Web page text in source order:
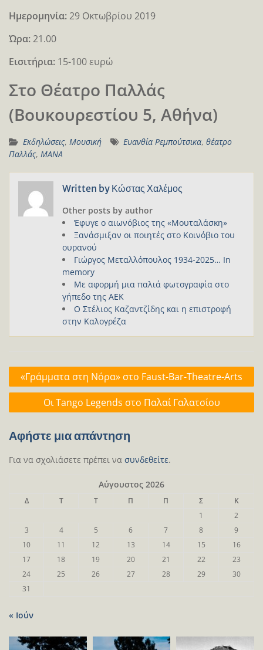
Ημερομηνία:29 Οκτωβρίου 2019
Ώρα:21.00
Εισιτήρια: 15-100 ευρώ
Στο Θέατρο Παλλάς
(Βουκουρεστίου 5, Αθήνα)
Εκδηλώσεις, Μουσική Ευανθία Ρεμπούτσικα, θέατρο
Παλλάς, ΜΑΝΑ
Written by Κώστας Χαλέμος
Other posts by author
Έφυγε ο αιωνόβιος της «Μουταλάσκη»
Ξανάσμιξαν οι ποιητές στο Κοινόβιο του
ουρανού
Γιώργος Μεταλλόπουλος 1934-2025… In
memory
Με αφορμή μια παλιά φωτογραφία στο
γήπεδο της ΑΕΚ
Ο Στέλιος Καζαντζίδης και η επιστροφή
στην Καλογρέζα
Πλοήγηση
άρθρων
«Γράμματα στη Νόρα» στο Faust-Bar-Theatre-Arts
Οι Tango Legends στο Παλαί Γαλατσίου
Αφήστε μια απάντηση
Για να σχολιάσετε πρέπει να συνδεθείτε.
Αύγουστος 2026
Δ Τ Τ Π Π Σ
Κ
1
2
3
4 5 6 7 8
9
10
11 12 13 14 15
16
17
18 19 20 21 22
23
24
25 26 27 28 29
30
31
« Ιούν